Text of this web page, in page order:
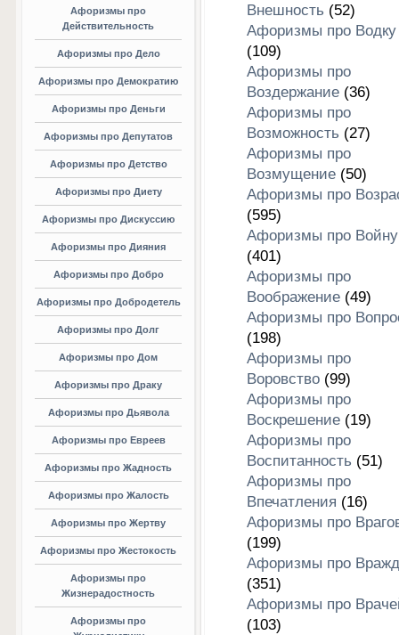
Афоризмы про
Действительность
Афоризмы про Дело
Афоризмы про Демократию
Афоризмы про Деньги
Афоризмы про Депутатов
Афоризмы про Детство
Афоризмы про Диету
Афоризмы про Дискуссию
Афоризмы про Дияния
Афоризмы про Добро
Афоризмы про Добродетель
Афоризмы про Долг
Афоризмы про Дом
Афоризмы про Драку
Афоризмы про Дьявола
Афоризмы про Евреев
Афоризмы про Жадность
Афоризмы про Жалость
Афоризмы про Жертву
Афоризмы про Жестокость
Афоризмы про
Жизнерадостность
Афоризмы про
Внешность (52)
Афоризмы про Водку
(109)
Афоризмы про
Воздержание(36)
Афоризмы про
Возможность (27)
Афоризмы про
Возмущение(50)
Афоризмы про
(595)
Афоризмы про Войну
(401)
Афоризмы про
Воображение(49)
Афоризмы про
(198)
Афоризмы про
Воровство(99)
Афоризмы про
Воскрешение(19)
Афоризмы про
Воспитанность (51)
Афоризмы про
Впечатления (16)
Афоризмы про
(199)
Афоризмы про
(351)
Афоризмы про
(103)